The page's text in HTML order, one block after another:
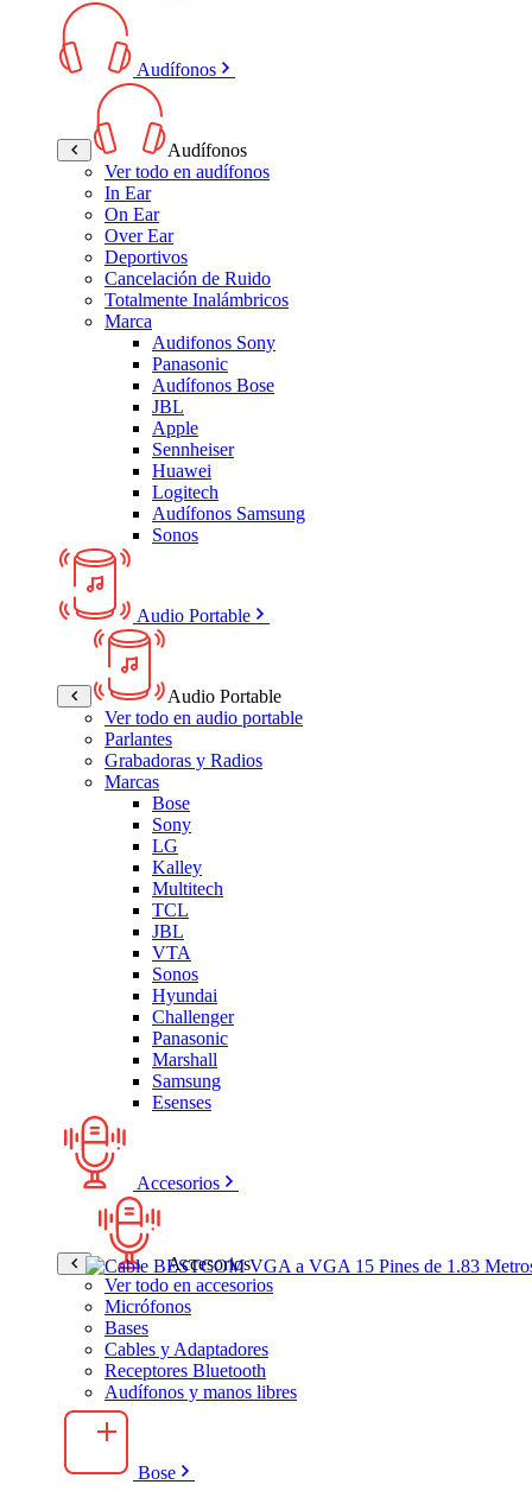
Audífonos
Audífonos
Ver todo en audífonos
In Ear
On Ear
Over Ear
Deportivos
Cancelación de Ruido
Totalmente Inalámbricos
Marca
Audifonos Sony
Panasonic
Audífonos Bose
JBL
Apple
Sennheiser
Huawei
Logitech
Audífonos Samsung
Sonos
Audio Portable
Audio Portable
Ver todo en audio portable
Parlantes
Grabadoras y Radios
Marcas
Bose
Sony
LG
Kalley
Multitech
TCL
JBL
VTA
Sonos
Hyundai
Challenger
Panasonic
Marshall
Samsung
Esenses
Accesorios
Accesorios
Ver todo en accesorios
Micrófonos
Bases
Cables y Adaptadores
Receptores Bluetooth
Audífonos y manos libres
Bose